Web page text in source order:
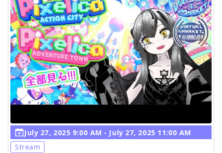
July 27, 2025 9:00 AM - July 27, 2025 11:00 AM
Stream